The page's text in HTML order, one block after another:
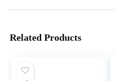
Related Products